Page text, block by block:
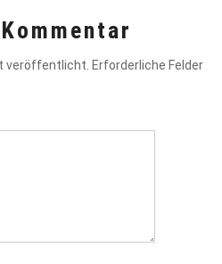
veröffentlicht. Erforderliche Felder